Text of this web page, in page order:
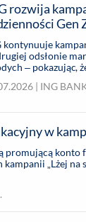
rozwija
Gen
kontynuuje
odsłonie
– pokazując,
poczucie
| ING
w
promującą
„Lżej